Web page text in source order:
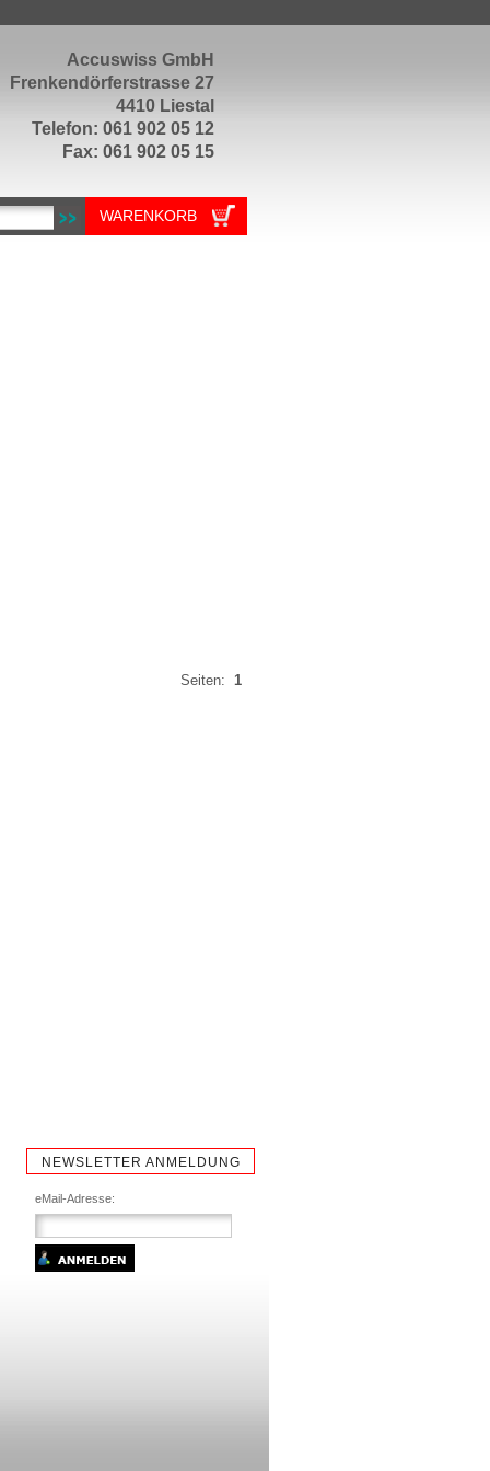
Accuswiss GmbH
Frenkendörferstrasse 27
4410 Liestal
Telefon: 061 902 05 12
Fax: 061 902 05 15
WARENKORB
Seiten: 1
NEWSLETTER ANMELDUNG
eMail-Adresse: